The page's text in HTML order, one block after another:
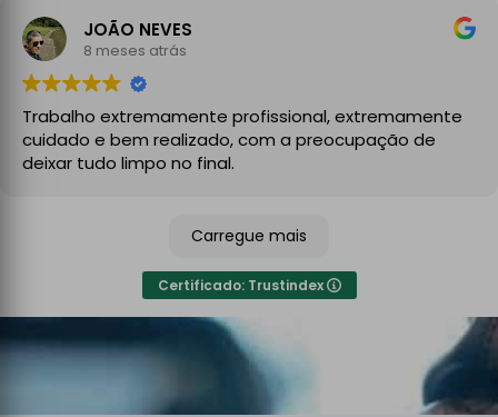
clareza, aconselharam a melhor solução para a minha
instalação elétrica e executaram o trabalho com
enorme cuidado.
A instalação ficou perfeita, organizada e totalmente
funcional, com atenção aos detalhes e à segurança.
No final, deixaram tudo limpo e testado, pronto a usar.
um serviço de eletricidade de confiança,
especialmente para carregadores de veículos
elétricos. Serviço rápido, eficiente e de alta qualidade.
JOÃO NEVES
8 meses atrás
Trabalho extremamente profissional, extremamente
cuidado e bem realizado, com a preocupação de
deixar tudo limpo no final.
Carregue mais
Certificado: Trustindex